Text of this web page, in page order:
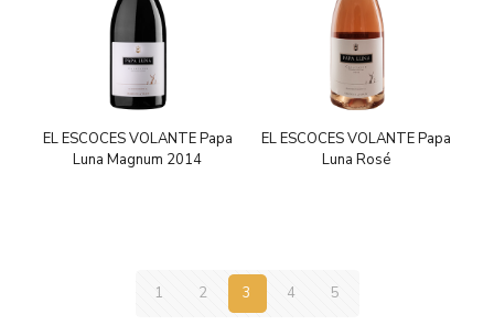
EL ESCOCES VOLANTE Papa
Luna Magnum 2014
EL ESCOCES VOLANTE Papa
Luna Rosé
1 2 3 4 5